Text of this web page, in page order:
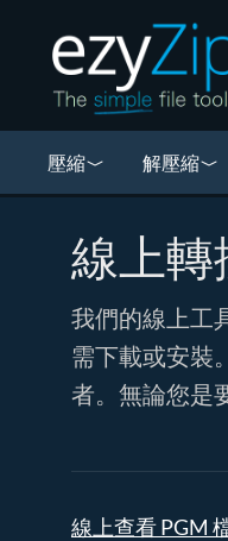
壓縮 解壓縮
線上轉
我們的線上工
需下載或安裝
者。無論您是
線上查看 PGM